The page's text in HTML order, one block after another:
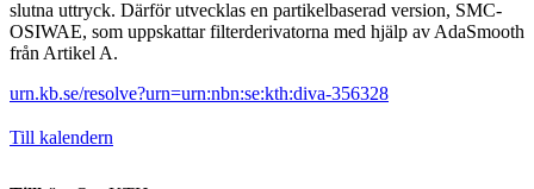
slutna uttryck. Därför utvecklas en partikelbaserad version, SMC-
OSIWAE, som uppskattar filterderivatorna med hjälp av AdaSmooth
från Artikel A.
urn.kb.se/resolve?urn=urn:nbn:se:kth:diva-356328
Till kalendern